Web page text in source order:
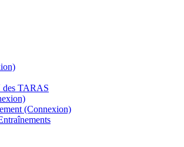
des TARAS
(Connexion)